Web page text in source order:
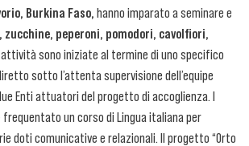
Burkina Faso, hanno imparato a seminare e
zucchine, peperoni, pomodori, cavolfiori,
attività sono iniziate al termine di uno specifico
sotto l’attenta supervisione dell’equipe
Enti attuatori del progetto di accoglienza. I
un corso di Lingua italiana per
doti comunicative e relazionali. Il progetto “Orto